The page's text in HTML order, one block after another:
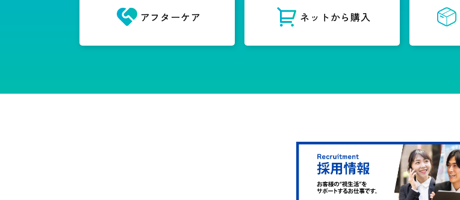
アフターケア ネットから購入